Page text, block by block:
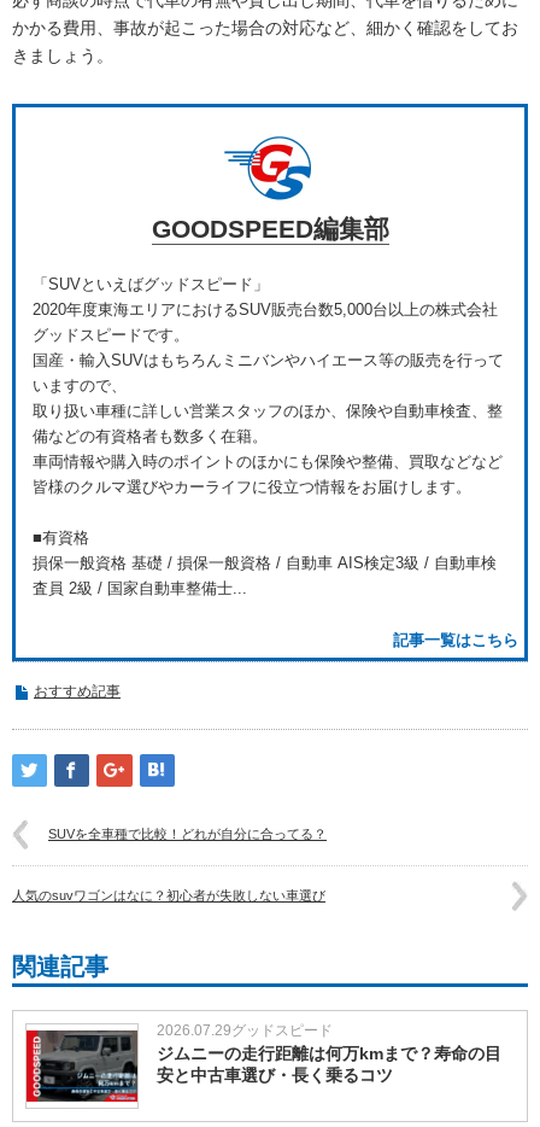
かかる費用、事故が起こった場合の対応など、細かく確認をしてお
きましょう。
GOODSPEED編集部
「SUVといえばグッドスピード」
2020年度東海エリアにおけるSUV販売台数5,000台以上の株式会社
グッドスピードです。
国産・輸入SUVはもちろんミニバンやハイエース等の販売を行って
いますので、
取り扱い車種に詳しい営業スタッフのほか、保険や自動車検査、整
備などの有資格者も数多く在籍。
車両情報や購入時のポイントのほかにも保険や整備、買取などなど
皆様のクルマ選びやカーライフに役立つ情報をお届けします。
■有資格
損保一般資格 基礎 / 損保一般資格 / 自動車 AIS検定3級 / 自動車検
査員 2級 / 国家自動車整備士...
記事一覧はこちら
おすすめ記事
SUVを全車種で比較！どれが自分に合ってる？
人気のsuvワゴンはなに？初心者が失敗しない車選び
関連記事
2026.07.29グッドスピード
ジムニーの走行距離は何万kmまで？寿命の目
安と中古車選び・長く乗るコツ